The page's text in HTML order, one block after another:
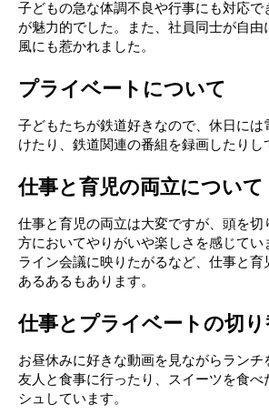
子どもの急な体調不良や行事にも対応で
が魅力的でした。また、社員同士が自由
風にも惹かれました。
プライベートについて
子どもたちが鉄道好きなので、休日に
けたり、鉄道関連の番組を録画したりし
仕事と育児の両立について
仕事と育児の両立は大変ですが、頭を切
方においてやりがいや楽しさを感じてい
ライン会議に映りたがるなど、仕事と
あるあるもあります。
仕事とプライベートの切
お昼休みに好きな動画を見ながらランチ
友人と食事に行ったり、スイーツを食べ
シュしています。